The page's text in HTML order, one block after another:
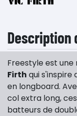
Description
Freestyle est
Firth qui s'inspire
en longboard.
col extra long,
batteurs de